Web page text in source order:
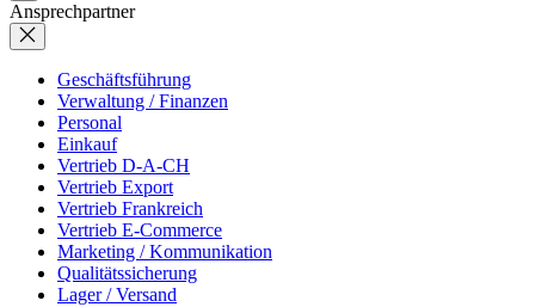
Ansprechpartner
Geschäftsführung
Verwaltung / Finanzen
Personal
Einkauf
Vertrieb D-A-CH
Vertrieb Export
Vertrieb Frankreich
Vertrieb E-Commerce
Marketing / Kommunikation
Qualitätssicherung
Lager / Versand